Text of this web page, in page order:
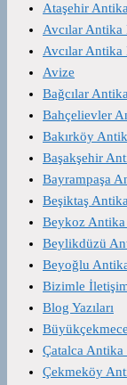
Ataşehir
Avcılar Antika
Avcılar Antika
Avize
Bağcılar
Bahçelievler
Bakırköy
Başakşehir
Bayrampaşa
Beşiktaş
Beykoz Antika
Beylikdüzü
Beyoğlu
Bizimle
Blog Yazıları
Çatalca Antika
Çekmeköy